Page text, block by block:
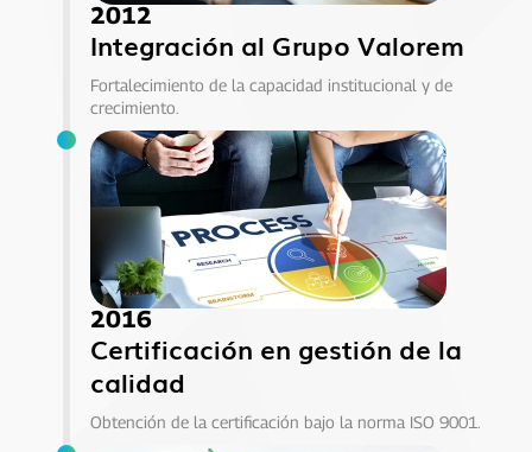
2012
Integración al Grupo Valorem
Fortalecimiento de la capacidad institucional y de
crecimiento.
2016
Certificación en gestión de la
calidad
Obtención de la certificación bajo la norma ISO 9001.